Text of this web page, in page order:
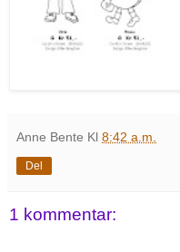
Anne Bente Kl 8:42 a.m.
Del
1 kommentar: